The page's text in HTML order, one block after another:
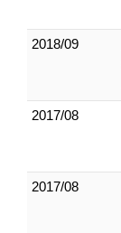
2018/09
2017/08
2017/08